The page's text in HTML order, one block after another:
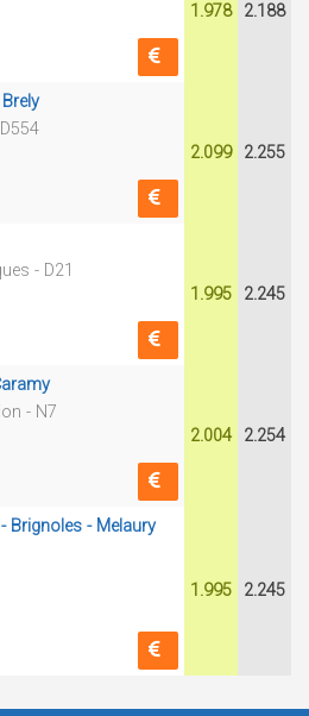
1.978 2.188
2.099 2.255
- D21
1.995 2.245
- N7
2.004 2.254
Brignoles - Melaury
1.995 2.245